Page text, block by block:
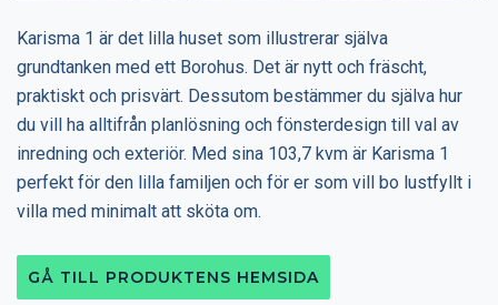
Karisma 1 är det lilla huset som illustrerar själva
grundtanken med ett Borohus. Det är nytt och fräscht,
praktiskt och prisvärt. Dessutom bestämmer du själva hur
du vill ha alltifrån planlösning och fönsterdesign till val av
inredning och exteriör. Med sina 103,7 kvm är Karisma 1
perfekt för den lilla familjen och för er som vill bo lustfyllt i
villa med minimalt att sköta om.
GÅ TILL PRODUKTENS HEMSIDA